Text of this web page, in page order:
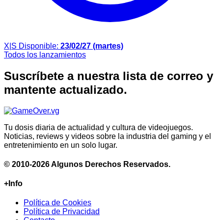
X|S Disponible: 23/02/27 (martes)
Todos los lanzamientos
Suscríbete a nuestra lista de correo y
mantente actualizado.
Tu dosis diaria de actualidad y cultura de videojuegos.
Noticias, reviews y videos sobre la industria del gaming y el
entretenimiento en un solo lugar.
© 2010-2026 Algunos Derechos Reservados.
+Info
Política de Cookies
Política de Privacidad